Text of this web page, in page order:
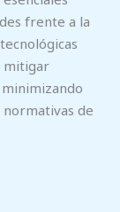
frente a la
mitigar
de